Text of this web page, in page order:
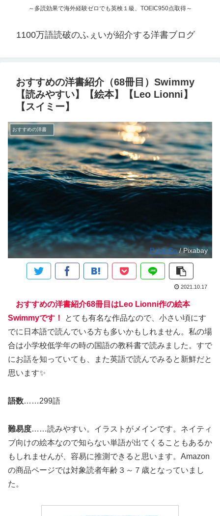
～多読効果で海外経験ゼロでも英検１級、TOEIC950点取得～
1100万語読破のふぇいが紹介する洋書ブログ
おすすめの洋書紹介（68冊目）Swimmy
【読みやすい】【絵本】【Leo Lionni】
【スイミー】
おすすめの洋書
PublicCo/ Pixabay
2021.10.17
おすすめの洋書紹介68冊目はLeo Lionni作の絵本
Swimmyです！
とても有名な作品なので、小さい頃にす
でに日本語で読んでいる方も多いかもしれません。私の場
合は小学校低学年の時の国語の教科書で読みました。すで
にお話を知っていても、また英語で読んでみると新鮮だと
思います✨
語数……299語
難易度……読みやすい。イラストがメインです。ネイティ
ブ向けの絵本なので知らない単語が出てくることもあるか
もしれませんが、容易に推測できると思います。Amazon
の商品ページでは対象読者年齢３～７歳となっていまし
た。